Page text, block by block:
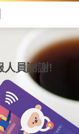
人員謝謝!